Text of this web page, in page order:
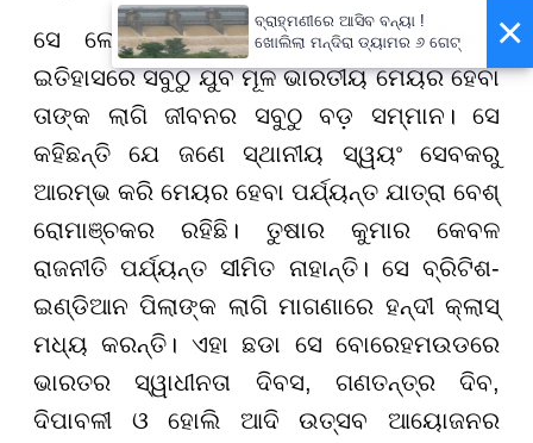
ସେ ଲେଖିଛନ୍ତି ୨୩ ବର୍ଷ ବୟସରେ ବ୍ରିଟେନ
ଇତିହାସରେ ସବୁଠୁ ଯୁବ ମୂଳ ଭାରତୀୟ ମେୟର ହେବା
ତାଙ୍କ ଲାଗି ଜୀବନର ସବୁଠୁ ବଡ଼ ସମ୍ମାନ। ସେ
କହିଛନ୍ତି ଯେ ଜଣେ ସ୍ଥାନୀୟ ସ୍ୱୟଂ ସେବକରୁ
ଆରମ୍ଭ କରି ମେୟର ହେବା ପର୍ଯ୍ୟନ୍ତ ଯାତ୍ରା ବେଶ୍
ରୋମାଞ୍ଚକର ରହିଛି। ତୁଷାର କୁମାର କେବଳ
ରାଜନୀତି ପର୍ଯ୍ୟନ୍ତ ସୀମିତ ନାହାନ୍ତି। ସେ ବ୍ରିଟିଶ-
ଇଣ୍ଡିଆନ ପିଲାଙ୍କ ଲାଗି ମାଗଣାରେ ହନ୍ଦୀ କ୍ଲାସ୍
ମଧ୍ୟ କରନ୍ତି। ଏହା ଛଡା ସେ ବୋରେହମଉଡରେ
ଭାରତର ସ୍ୱାଧୀନତା ଦିବସ, ଗଣତନ୍ତ୍ର ଦିବ,
ଦିପାବଳୀ ଓ ହୋଲି ଆଦି ଉତ୍ସବ ଆୟୋଜନର
×
ବ୍ରାହ୍ମଣୀରେ ଆସିବ ବନ୍ୟା !
ଖୋଲିଲା ମନ୍ଦିରା ଡ୍ୟାମର ୬ ଗେଟ୍